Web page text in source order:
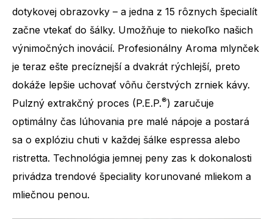
dotykovej obrazovky – a jedna z 15 rôznych špecialít
začne vtekať do šálky. Umožňuje to niekoľko našich
výnimočných inovácií. Profesionálny Aroma mlynček
je teraz ešte precíznejší a dvakrát rýchlejší, preto
dokáže lepšie uchovať vôňu čerstvých zrniek kávy.
Pulzný extrakčný proces (P.E.P.®) zaručuje
optimálny čas lúhovania pre malé nápoje a postará
sa o explóziu chuti v každej šálke espressa alebo
ristretta. Technológia jemnej peny zas k dokonalosti
privádza trendové špeciality korunované mliekom a
mliečnou penou.